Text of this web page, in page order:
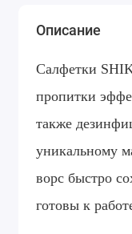
Описание
Салфетки
пропитки
также
уникальному
ворс быстро
готовы к